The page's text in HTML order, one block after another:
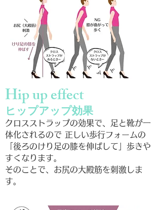
Hip up effect
ヒップアップ効果​
クロスストラップの効果で、足と靴が一
体化されるので 正しい歩行フォームの
「後ろのけり足の膝を伸ばして」歩きや
すくなります。
そのことで、お尻の大殿筋を刺激しま
す。